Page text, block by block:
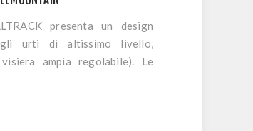
presenta un design
urti di altissimo livello,
ampia regolabile). Le
comoda, mentre il Light Fit